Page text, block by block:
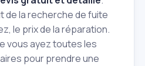
de la recherche de fuite
le prix de la réparation.
vous ayez toutes les
pour prendre une